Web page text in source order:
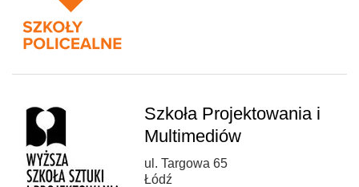
Szkoła Projektowania i
Multimediów
ul. Targowa 65
Łódź